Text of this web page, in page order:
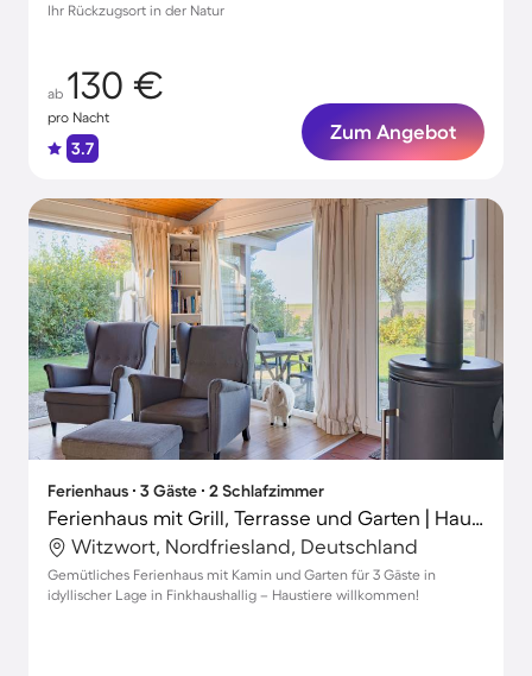
Ihr Rückzugsort in der Natur
ab 130 €
pro Nacht
3.7
Zum Angebot
Ferienhaus ∙ 3 Gäste ∙ 2 Schlafzimmer
Ferienhaus mit Grill, Terrasse und Garten | Haustiere sind willkommen
Witzwort, Nordfriesland, Deutschland
Gemütliches Ferienhaus mit Kamin und Garten für 3 Gäste in
idyllischer Lage in Finkhaushallig – Haustiere willkommen!